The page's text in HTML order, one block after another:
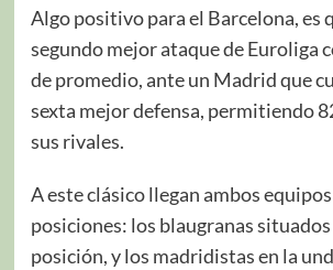
Algo positivo para el Barcelona, es
segundo mejor ataque de Euroliga
de promedio, ante un Madrid que
sexta mejor defensa, permitiendo
sus rivales.
A este clásico llegan ambos
posiciones: los blaugranas situados
posición, y los madridistas en la